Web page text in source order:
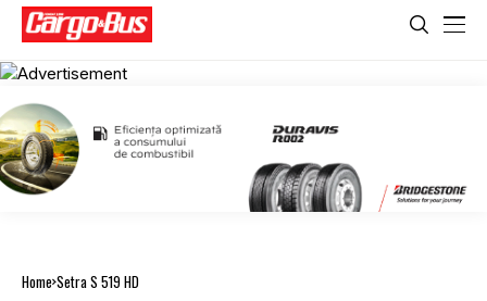
Home Setra S 519 HD